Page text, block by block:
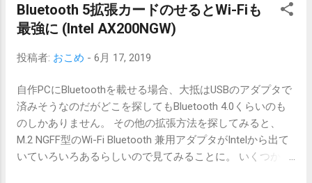
Wi-Fiのパスワードを入力(8文字以上くらい)、「書き込む」
を選んだ後、AndroidのNFCかFelicaのマークの部分をNFCタ
無理です。バグ? NFC、Wi-Fiが有効になっていること 接続
状態 対象Wi-F...
とに。 基準は曖昧。ポータブルサイズに折り畳めること
と、USB以外の出力があるサイズ、変換アダプタなどが豊
るような端子が1つ。60Wは丸い方からのみだろう。 ケー
用?、AC直接なケーブル2本(端子2種類)。変換コネクタ沢山
(10種類)、suaokiのバッテリー用1本。と、何にでも繋がり
そうな勢い。 折り畳める中で60Wというと大きく、9+1枚
に折り畳めるタイプで鞄にも入れやすそう。カバンの外に
つけるには大きすぎるが旅先で広げるくらいなら問題ない?
Bluetooth 5拡張カードのせるとWi-Fiも
最強に (Intel AX200NGW)
投稿者: おこめ - 6月 17, 2019
自作PCにBluetoothを載せる場合、大抵はUSBのアダプタで
済みそうなのだがどこを探してもBluetooth 4.0くらいのも
のしかありません。 その他の拡張方法を探してみると、
M.2 NGFF型のWi-Fi Bluetooth 兼用アダプタがIntelから出て
いていろいろあるらしいので見てみることに。 いくつか世